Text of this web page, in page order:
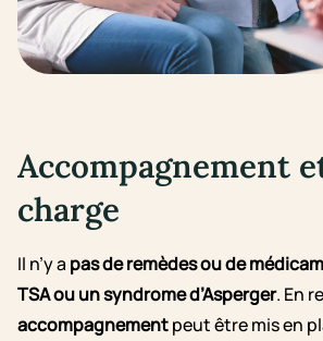
Accompagnement
charge
Il n’y a pas de remèdes ou de
TSAou un syndrome d’Asperger. En
accompagnementpeut être mis en